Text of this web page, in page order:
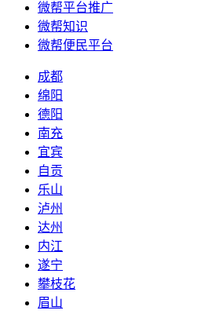
微帮平台推广
微帮知识
微帮便民平台
成都
绵阳
德阳
南充
宜宾
自贡
乐山
泸州
达州
内江
遂宁
攀枝花
眉山